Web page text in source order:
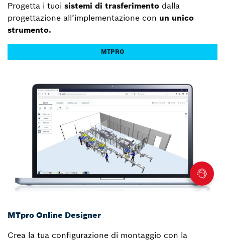
Progetta i tuoi sistemi di trasferimento dalla
progettazione all’implementazione con un unico
strumento.
MTPRO
MTpro Online Designer
Crea la tua configurazione di montaggio con la